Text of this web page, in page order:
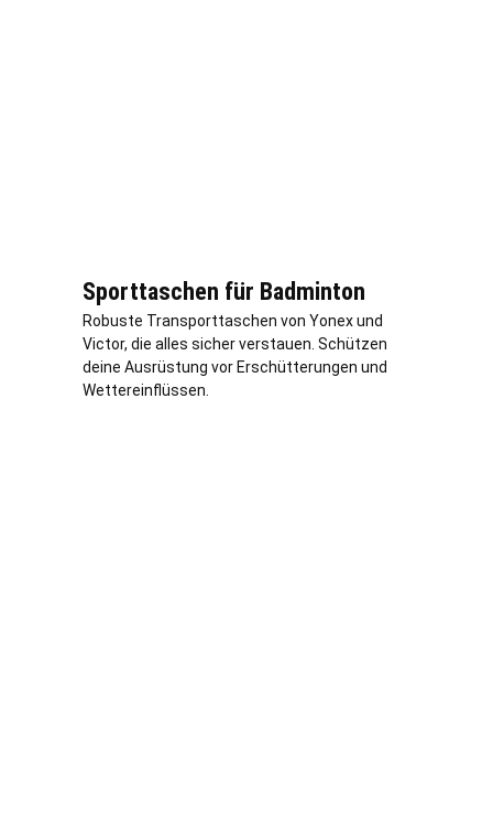
Sporttaschen für Badminton
Robuste Transporttaschen von Yonex und
Victor, die alles sicher verstauen. Schützen
deine Ausrüstung vor Erschütterungen und
Wettereinflüssen.